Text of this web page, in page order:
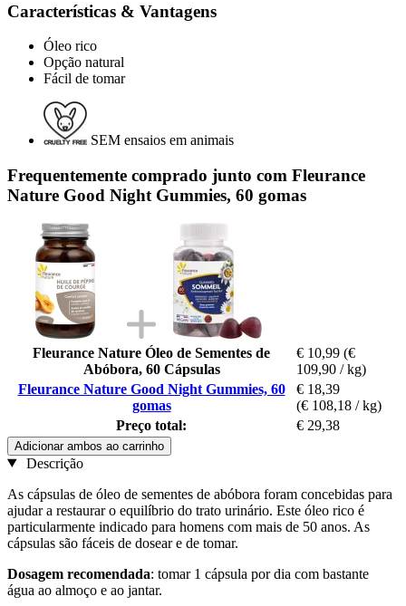
Características & Vantagens
Óleo rico
Opção natural
Fácil de tomar
SEM ensaios em animais
Frequentemente comprado junto com Fleurance
Nature Good Night Gummies, 60 gomas
Fleurance Nature Óleo de Sementes de
Abóbora, 60 Cápsulas
€ 10,99 (€
109,90 / kg)
Fleurance Nature Good Night Gummies, 60
gomas
€ 18,39
(€ 108,18 / kg)
Preço total:
€ 29,38
Adicionar ambos ao carrinho
Descrição
As cápsulas de óleo de sementes de abóbora foram concebidas para
ajudar a restaurar o equilíbrio do trato urinário. Este óleo rico é
particularmente indicado para homens com mais de 50 anos. As
cápsulas são fáceis de dosear e de tomar.
Dosagem recomendada: tomar 1 cápsula por dia com bastante
água ao almoço e ao jantar.